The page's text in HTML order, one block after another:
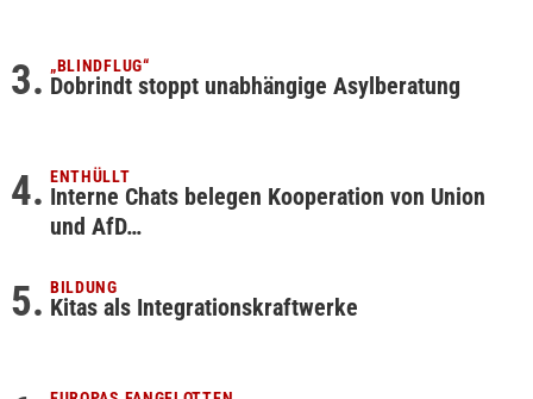
„BLINDFLUG“
Dobrindt stoppt unabhängige Asylberatung
ENTHÜLLT
Interne Chats belegen Kooperation von Union
und AfD…
BILDUNG
Kitas als Integrationskraftwerke